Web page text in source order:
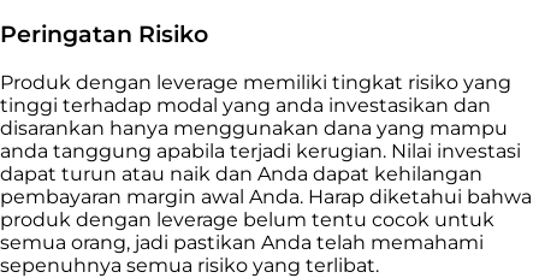
Peringatan Risiko
Produk dengan leverage memiliki tingkat risiko yang
tinggi terhadap modal yang anda investasikan dan
disarankan hanya menggunakan dana yang mampu
anda tanggung apabila terjadi kerugian. Nilai investasi
dapat turun atau naik dan Anda dapat kehilangan
pembayaran margin awal Anda. Harap diketahui bahwa
produk dengan leverage belum tentu cocok untuk
semua orang, jadi pastikan Anda telah memahami
sepenuhnya semua risiko yang terlibat.